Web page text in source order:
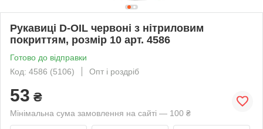
Рукавиці D-OIL червоні з нітриловим
покриттям, розмір 10 арт. 4586
Готово до відправки
Код: 4586 (5106)
Опт і роздріб
53 ₴
Мінімальна сума замовлення на сайті — 100 ₴